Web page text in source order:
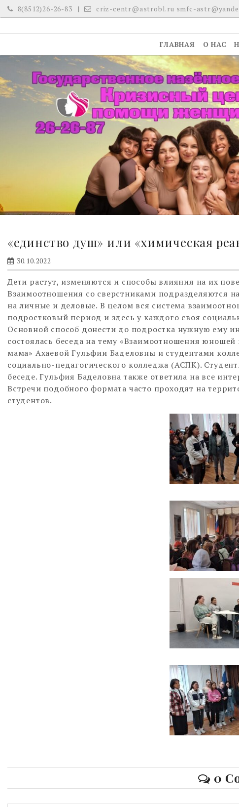
Skip
to
8(8512)26-26-83 criz-centr@astrobl.ru smfc-
ГЛАВНАЯ О НАС
«единство душ» или «химическая
30.10.2022
Дети растут, изменяются и способы влияния на их
Взаимоотношения со сверстниками подразделяются
на личные и деловые. В целом вся система
подростковый период и здесь у каждого своя
Основной способ донести до подростка нужную ему
состоялась беседа на тему «Взаимоотношения
мама» Ахаевой Гульфии Баделовны и студентами
социально-педагогического колледжа (АСПК).
беседе. Гульфия Баделовна также ответила на все
Встречи подобного формата часто проходят на
студентов.
0